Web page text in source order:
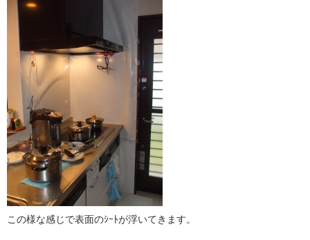
この様な感じで表面のｼｰﾄが浮いてきます。